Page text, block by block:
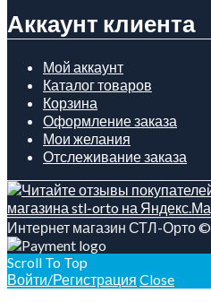
Аккаунт клиента
Мой аккаунт
Каталог товаров
Корзина
Оформление заказа
Мои желания
Отслеживание заказа
Интернет магазин СТЛ-Орто ©
Scroll To Top
Войти/Регистрация Close